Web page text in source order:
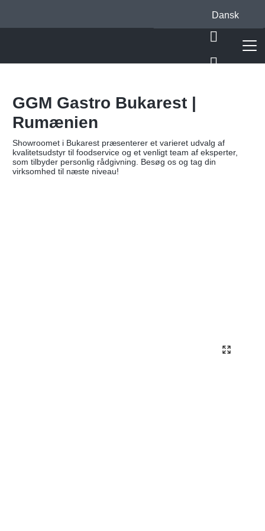
Dansk
GGM Gastro Bukarest |
Rumænien
Showroomet i Bukarest præsenterer et varieret udvalg af
kvalitetsudstyr til foodservice og et venligt team af eksperter,
som tilbyder personlig rådgivning. Besøg os og tag din
virksomhed til næste niveau!